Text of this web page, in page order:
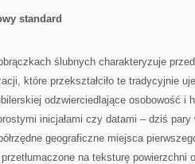
standard
ślubnych charakteryzuje
które przekształciło te tradycyjnie
odzwierciedlające osobowość i
inicjałami czy datami – dziś
geograficzne miejsca
na teksturę powierzchni